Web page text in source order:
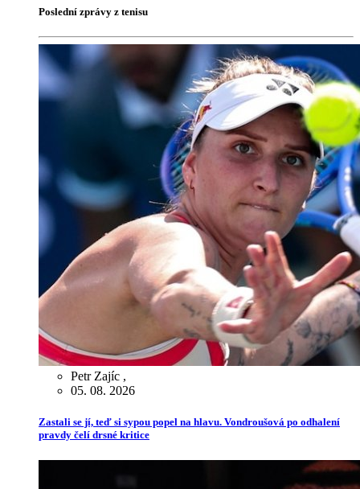
Poslední zprávy z tenisu
Petr Zajíc ,
05. 08. 2026
Zastali se jí, teď si sypou popel na hlavu. Vondroušová po odhalení
pravdy čelí drsné kritice